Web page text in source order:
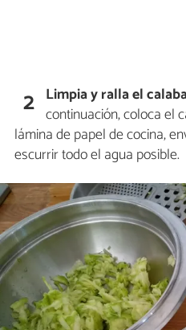
2 Limpia y ralla el
continuación, coloca el
lámina de papel de cocina,
escurrir todo el agua posible.